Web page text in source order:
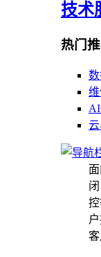
技术
热门
客